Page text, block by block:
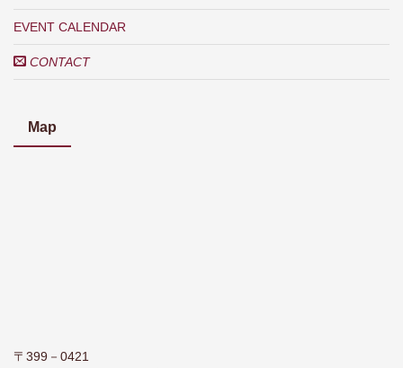
EVENT CALENDAR
CONTACT
Map
〒399－0421